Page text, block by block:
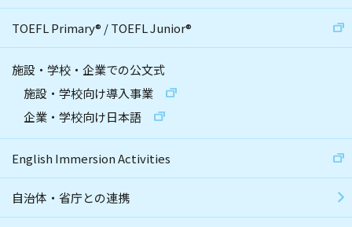
TOEFL Primary® /TOEFL Junior®
施設・学校・企業での公文式
施設・学校向け導入事業
企業・学校向け日本語
English Immersion Activities
自治体・省庁との連携